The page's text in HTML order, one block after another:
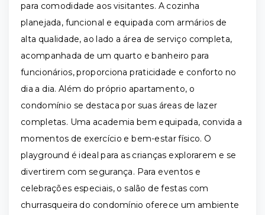
para comodidade aos visitantes. A cozinha
planejada, funcional e equipada com armários de
alta qualidade, ao lado a área de serviço completa,
acompanhada de um quarto e banheiro para
funcionários, proporciona praticidade e conforto no
dia a dia. Além do próprio apartamento, o
condomínio se destaca por suas áreas de lazer
completas. Uma academia bem equipada, convida a
momentos de exercício e bem-estar físico. O
playground é ideal para as crianças explorarem e se
divertirem com segurança. Para eventos e
celebrações especiais, o salão de festas com
churrasqueira do condomínio oferece um ambiente